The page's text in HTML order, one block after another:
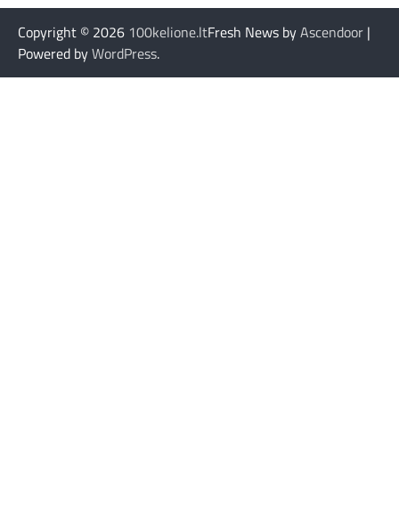
Copyright © 2026 100kelione.ltFresh News byAscendoor |
Powered byWordPress.